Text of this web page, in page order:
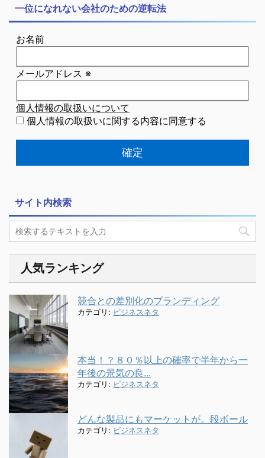
一位になれない会社のための逆転法
お名前
メールアドレス ※
個人情報の取扱いについて
個人情報の取扱いに関する内容に同意する
サイト内検索
人気ランキング
競合との差別化のブランディング
カテゴリ: ビジネスネタ
本当！？８０％以上の確率で半年から一
年後の景気の良...
カテゴリ: ビジネスネタ
どんな製品にもマーケットが。段ボール
カテゴリ: ビジネスネタ